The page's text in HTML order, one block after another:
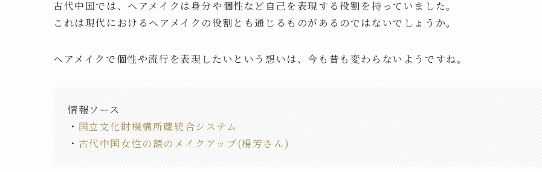
古代中国では、ヘアメイクは身分や個性など自己を表現する役割を持っていました。
これは現代におけるヘアメイクの役割とも通じるものがあるのではないでしょうか。
ヘアメイクで個性や流行を表現したいという想いは、今も昔も変わらないようですね。
情報ソース
・ 国立文化財機構所蔵統合システム
・ 古代中国女性の額のメイクアップ(楊芳さん)